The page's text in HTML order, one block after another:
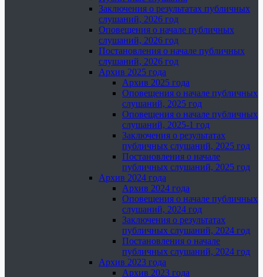
Заключения о результатах публичных
слушаний, 2026 год
Оповещения о начале публичных
слушаний, 2026 год
Постановления о начале публичных
слушаний, 2026 год
Архив 2025 года
Архив 2025 года
Оповещения о начале публичных
слушаний, 2025 год
Оповещения о начале публичных
слушаний, 2025-1 год
Заключения о результатах
публичных слушаний, 2025 год
Постановления о начале
публичных слушаний, 2025 год
Архив 2024 года
Архив 2024 года
Оповещения о начале публичных
слушаний, 2024 год
Заключения о результатах
публичных слушаний, 2024 год
Постановления о начале
публичных слушаний, 2024 год
Архив 2023 года
Архив 2023 года